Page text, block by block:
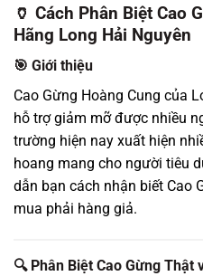
🏺 Cách Phân Biệt Cao
Hãng Long Hải Nguyên
🎯 Giới thiệu
Cao Gừng Hoàng Cung của
hỗ trợ giảm mỡ được nhiều
trường hiện nay xuất hiện
hoang mang cho người tiêu
dẫn bạn cách nhận biết Cao
mua phải hàng giả.
🔍 Phân Biệt Cao Gừng Thật